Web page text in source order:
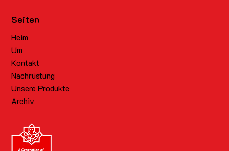
Seiten
Heim
Um
Kontakt
Nachrüstung
Unsere Produkte
Archiv